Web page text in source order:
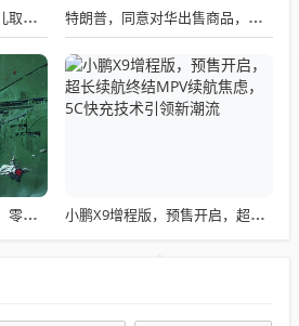
父母为求独一无二，给女儿取了个谁都念不出来的名字！ 特朗普，同意对华出售商品，但要求特殊条件？
北京今晨气温骤降创新低，零下0.8℃的寒冷天气 小鹏X9增程版，预售开启，超长续航终结MPV续航焦虑，5C快充技术引领新潮流